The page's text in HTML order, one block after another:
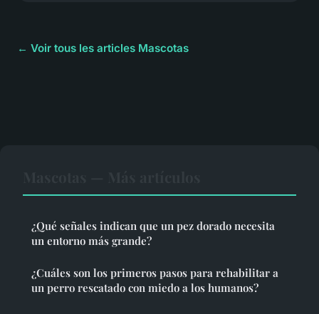
← Voir tous les articles Mascotas
¿Qué señales indican que un pez dorado necesita
un entorno más grande?
¿Cuáles son los primeros pasos para rehabilitar a
un perro rescatado con miedo a los humanos?